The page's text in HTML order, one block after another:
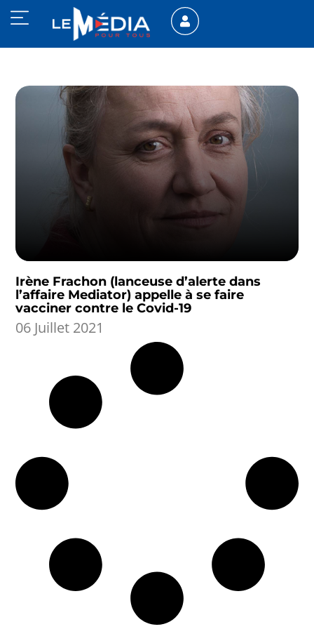
Irène Frachon (lanceuse d’alerte dans
l’affaire Mediator) appelle à se faire
vacciner contre le Covid-19
06 Juillet 2021